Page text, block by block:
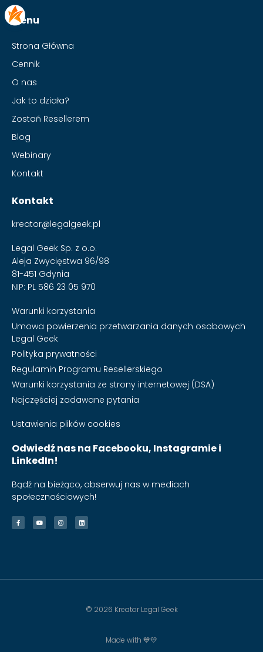
Menu
Strona Główna
Cennik
O nas
Jak to działa?
Zostań Resellerem
Blog
Webinary
Kontakt
Kontakt
kreator@legalgeek.pl
Legal Geek Sp. z o.o.
Aleja Zwycięstwa 96/98
81-451 Gdynia
NIP: PL 586 23 05 970
Warunki korzystania
Umowa powierzenia przetwarzania danych osobowych
Legal Geek
Polityka prywatności
Regulamin Programu Resellerskiego
Warunki korzystania ze strony internetowej (DSA)
Najczęściej zadawane pytania
Ustawienia plików cookies
Odwiedź nas na Facebooku, Instagramie i
LinkedIn!
Bądź na bieżąco, obserwuj nas w mediach
społecznościowych!
© 2026 Kreator Legal Geek
Made with 💙💛